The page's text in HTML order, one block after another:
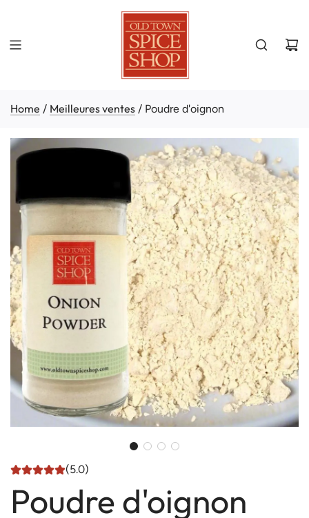
Home / Meilleures ventes / Poudre d'oignon
(5.0)
Poudre d'oignon